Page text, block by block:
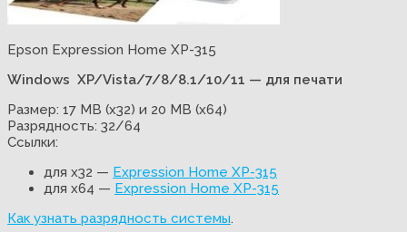
Epson Expression Home XP-315
Windows XP/Vista/7/8/8.1/10/11 — для печати
Размер: 17 MB (x32) и 20 MB (x64)
Разрядность: 32/64
Ссылки:
для x32 — Expression Home XP-315
для x64 — Expression Home XP-315
Как узнать разрядность системы.